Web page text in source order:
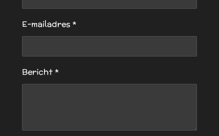
e
r
n
e
n
e
n
e
n
e
E-mailadres *
Bericht *